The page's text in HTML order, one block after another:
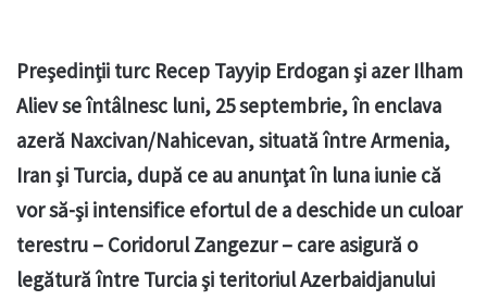
Preşedinţii turc Recep Tayyip Erdogan şi azer Ilham
Aliev se întâlnesc luni, 25 septembrie, în enclava
azeră Naxcivan/Nahicevan, situată între Armenia,
Iran şi Turcia, după ce au anunţat în luna iunie că
vor să-şi intensifice efortul de a deschide un culoar
terestru – Coridorul Zangezur – care asigură o
legătură între Turcia şi teritoriul Azerbaidjanului